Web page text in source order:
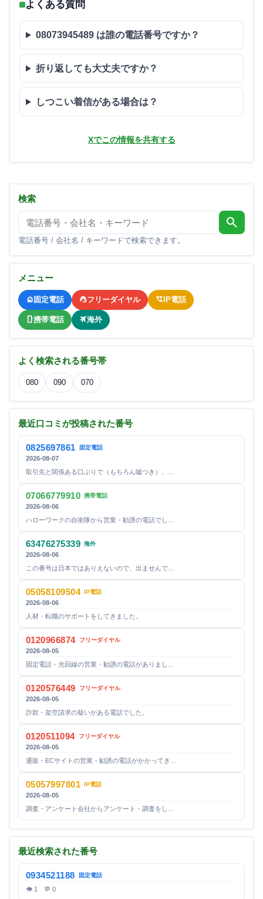
よくある質問
08073945489 は誰の電話番号ですか？
折り返しても大丈夫ですか？
しつこい着信がある場合は？
Xでこの情報を共有する
検索
search
電話番号 / 会社名 / キーワードで検索できます。
メニュー
固定電話 フリーダイヤル IP電話
携帯電話 海外
よく検索される番号帯
080 090 070
最近口コミが投稿された番号
0825697861 固定電話
2026-08-07
取引先と関係ある口ぶりで（もちろん嘘つき）、…
07066779910 携帯電話
2026-08-06
ハローワークの自衛隊から営業・勧誘の電話でし…
63476275339 海外
2026-08-06
この番号は日本ではありえないので、出ませんで…
05058109504 IP電話
2026-08-06
人材・転職のサポートをしてきました。
0120966874 フリーダイヤル
2026-08-05
固定電話・光回線の営業・勧誘の電話がありまし…
0120576449 フリーダイヤル
2026-08-05
詐欺・架空請求の疑いがある電話でした。
0120511094 フリーダイヤル
2026-08-05
通販・ECサイトの営業・勧誘の電話がかかってき…
05057997801 IP電話
2026-08-05
調査・アンケート会社からアンケート・調査をし…
最近検索された番号
0934521188 固定電話
👁 1 💬 0